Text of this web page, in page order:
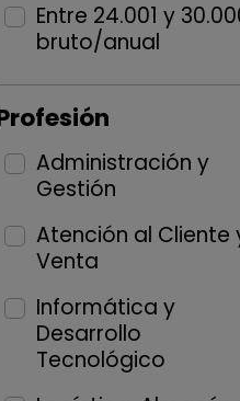
Entre 24.001 y
bruto/anual
Administración y
Gestión
Atención al Cliente
Venta
Informática y
Desarrollo
Tecnológico